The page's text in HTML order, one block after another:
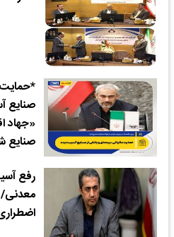
*حمایت
صنایع
«جهاد
صنایع
رفع
معدنی/